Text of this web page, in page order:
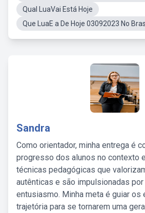
Qual LuaVai Está Hoje
Que LuaE a De Hoje 03092023 No
Sandra
Como orientador, minha entrega é
progresso dos alunos no contexto
técnicas pedagógicas que
autênticas e são impulsionadas
entusiasmo. Minha meta é guiar os
trajetória para se tornarem uma